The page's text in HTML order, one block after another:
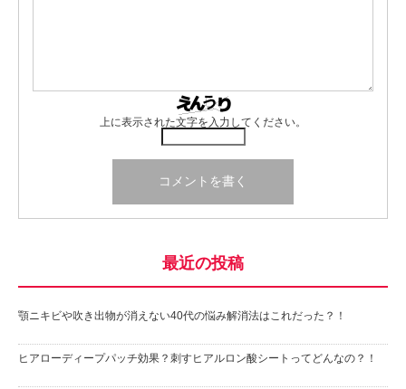
上に表示された文字を入力してください。
最近の投稿
顎ニキビや吹き出物が消えない40代の悩み解消法はこれだった？！
ヒアローディープパッチ効果？刺すヒアルロン酸シートってどんなの？！